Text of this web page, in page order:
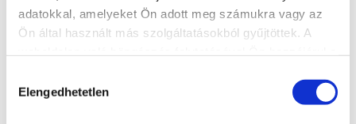
adatokkal, amelyeket Ön adott meg számukra vagy az
Ön által használt más szolgáltatásokból gyűjtöttek. A
kiválasztása
Elengedhetetlen
Website
http://dianahotel.hu/
More accommodations